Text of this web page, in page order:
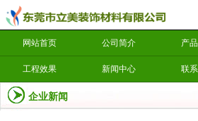
网站首页 公司简介 产
工程效果 新闻中心 联
企业新闻